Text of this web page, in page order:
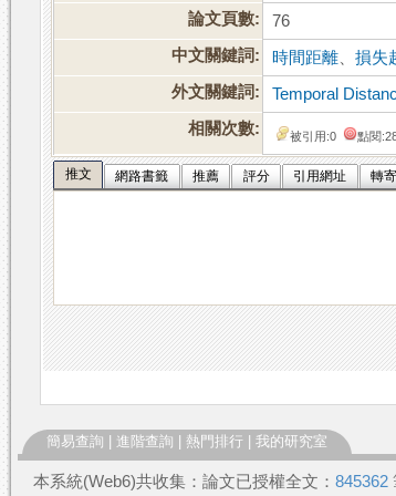
論文頁數:
76
中文關鍵詞:
時間距離 、損失
外文關鍵詞:
Temporal
相關次數:
被引用:0 點閱
推文 網路書籤 推薦 評分 引用網址 轉寄
簡易查詢 進階查詢 熱門排行 我的研究室
本系統(Web6)共收集：論文已授權全文： 845362